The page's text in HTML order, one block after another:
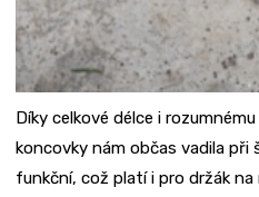
Díky celkové délce i
koncovky nám občas vadila při
funkční, což platí i pro držák